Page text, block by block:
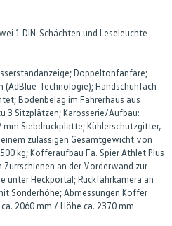
1 DIN-Schächten und Leseleuchte
Doppeltonfanfare;
(AdBlue-Technologie); Handschuhfach
Bodenbelag im Fahrerhaus aus
3 Sitzplätzen; Karosserie/Aufbau:
mm Siebdruckplatte; Kühlerschutzgitter,
zulässigen Gesamtgewicht von
kg; Kofferaufbau Fa. Spier Athlet Plus
an der Vorderwand zur
unter Heckportal; Rückfahrkamera an
Sonderhöhe; Abmessungen Koffer
2060 mm / Höhe ca. 2370 mm